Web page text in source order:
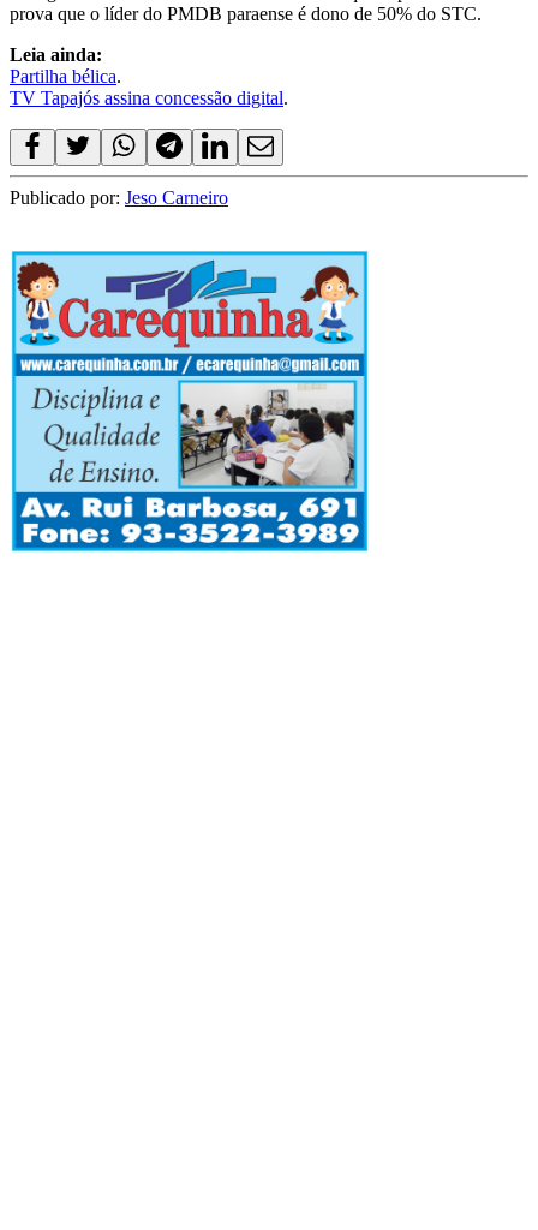
prova que o líder do PMDB paraense é dono de 50% do STC.
Leia ainda:
Partilha bélica.
TV Tapajós assina concessão digital.
Publicado por: Jeso Carneiro